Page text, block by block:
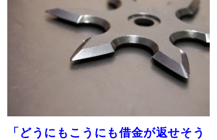
「どうにもこうにも借金が返せそう